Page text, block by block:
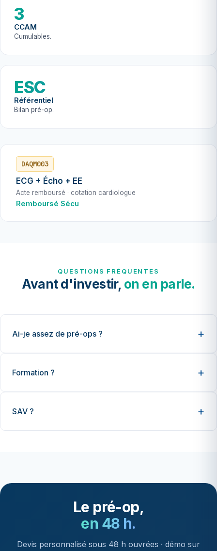
3
CCAM
Cumulables.
ESC
Référentiel
Bilan pré-op.
DAQM003
ECG + Écho + EE
Acte remboursé · cotation cardiologue
Remboursé Sécu
QUESTIONS FRÉQUENTES
Avant d'investir, on en parle.
Ai-je assez de pré-ops ?
Formation ?
SAV ?
Le pré-op,
en 48 h.
Devis personnalisé sous 48 h ouvrées · démo sur